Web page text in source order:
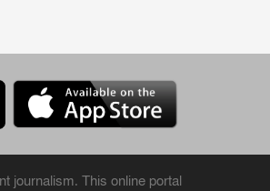
journalism. This online portal